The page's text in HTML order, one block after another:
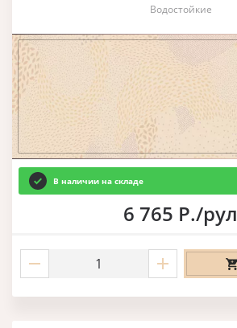
Водостойкие
В наличии на складе
6 765 Р./рул